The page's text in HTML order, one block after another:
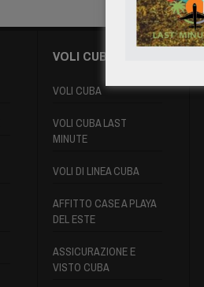
VOLI CUBA
VOLI CUBA
VOLI CUBA LAST
MINUTE
VOLI DI LINEA CUBA
AFFITTO CASE A PLAYA
DEL ESTE
ASSICURAZIONE E
VISTO CUBA